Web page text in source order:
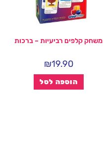
משחק קלפים רביעיות – ברכות
₪19.90
הוספה לסל